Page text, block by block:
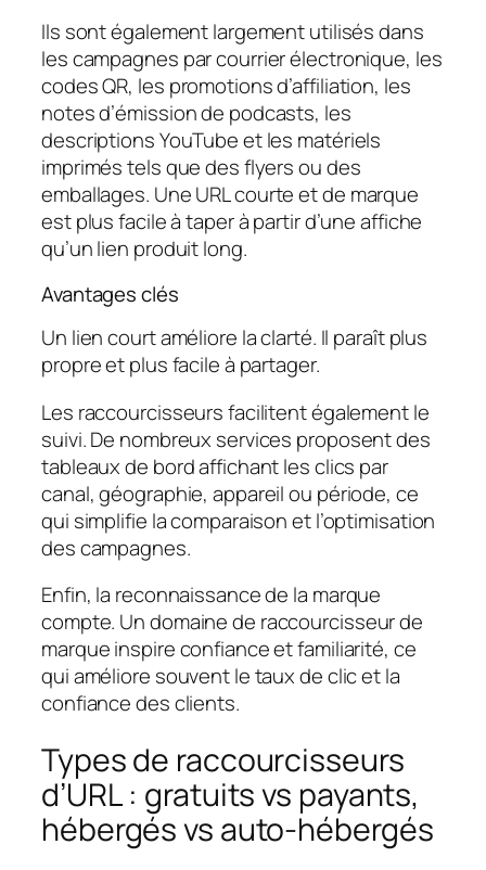
Ils sont également largement utilisés dans
les campagnes par courrier électronique, les
codes QR, les promotions d’affiliation, les
notes d’émission de podcasts, les
descriptions YouTube et les matériels
imprimés tels que des flyers ou des
emballages. Une URL courte et de marque
est plus facile à taper à partir d’une affiche
qu’un lien produit long.
Avantages clés
Un lien court améliore la clarté. Il paraît plus
propre et plus facile à partager.
Les raccourcisseurs facilitent également le
suivi. De nombreux services proposent des
tableaux de bord affichant les clics par
canal, géographie, appareil ou période, ce
qui simplifie la comparaison et l’optimisation
des campagnes.
Enfin, la reconnaissance de la marque
compte. Un domaine de raccourcisseur de
marque inspire confiance et familiarité, ce
qui améliore souvent le taux de clic et la
confiance des clients.
Types de raccourcisseurs
d’URL : gratuits vs payants,
hébergés vs auto-hébergés